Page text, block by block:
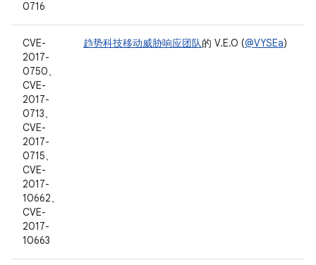
0716
CVE-
2017-
0750、
CVE-
2017-
0713、
CVE-
2017-
0715、
CVE-
2017-
10662、
CVE-
2017-
10663
趋势科技移动威胁响应团队的 V.E.O (@VYSEa)